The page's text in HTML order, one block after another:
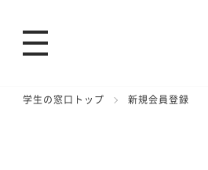
学生の窓口トップ 新規会員登録